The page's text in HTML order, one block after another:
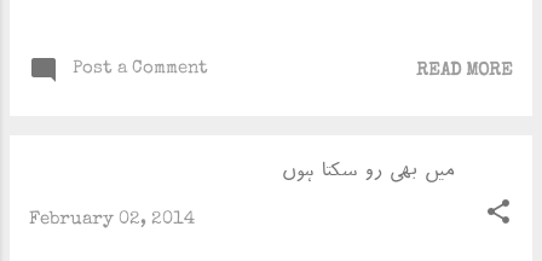
Post a Comment READ MORE
میں بھی رو سکتا ہوں
February 02, 2014